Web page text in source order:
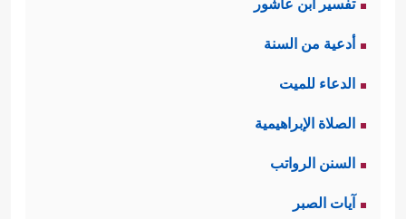
تفسير ابن عاشور
أدعية من السنة
الدعاء للميت
الصلاة الإبراهيمية
السنن الرواتب
آيات الصبر